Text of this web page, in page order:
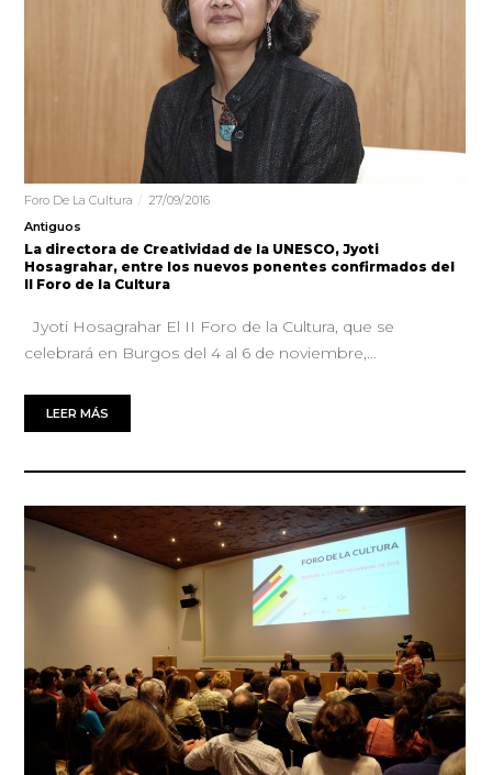
Foro De La Cultura
27/09/2016
Antiguos
La directora de Creatividad de la UNESCO, Jyoti
Hosagrahar, entre los nuevos ponentes confirmados del
II Foro de la Cultura
Jyoti Hosagrahar El II Foro de la Cultura, que se
celebrará en Burgos del 4 al 6 de noviembre,…
LEER MÁS